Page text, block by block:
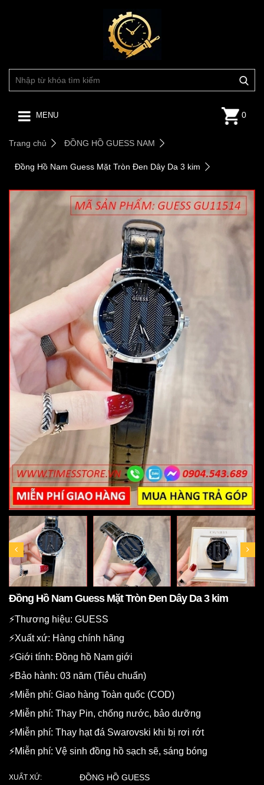
MENU 0
Trang chủ ĐỒNG HỒ GUESS NAM
Đồng Hồ Nam Guess Mặt Tròn Đen Dây Da 3 kim
Đồng Hồ Nam Guess Mặt Tròn Đen Dây Da 3 kim
⚡️Thương hiệu: GUESS
⚡️Xuất xứ: Hàng chính hãng
⚡️Giới tính: Đồng hồ Nam giới
⚡️Bảo hành: 03 năm (Tiêu chuẩn)
⚡️Miễn phí: Giao hàng Toàn quốc (COD)
⚡️Miễn phí: Thay Pin, chống nước, bảo dưỡng
⚡️Miễn phí: Thay hạt đá Swarovski khi bị rơi rớt
⚡️Miễn phí: Vệ sinh đồng hồ sạch sẽ, sáng bóng
XUẤT XỨ: ĐỒNG HỒ GUESS